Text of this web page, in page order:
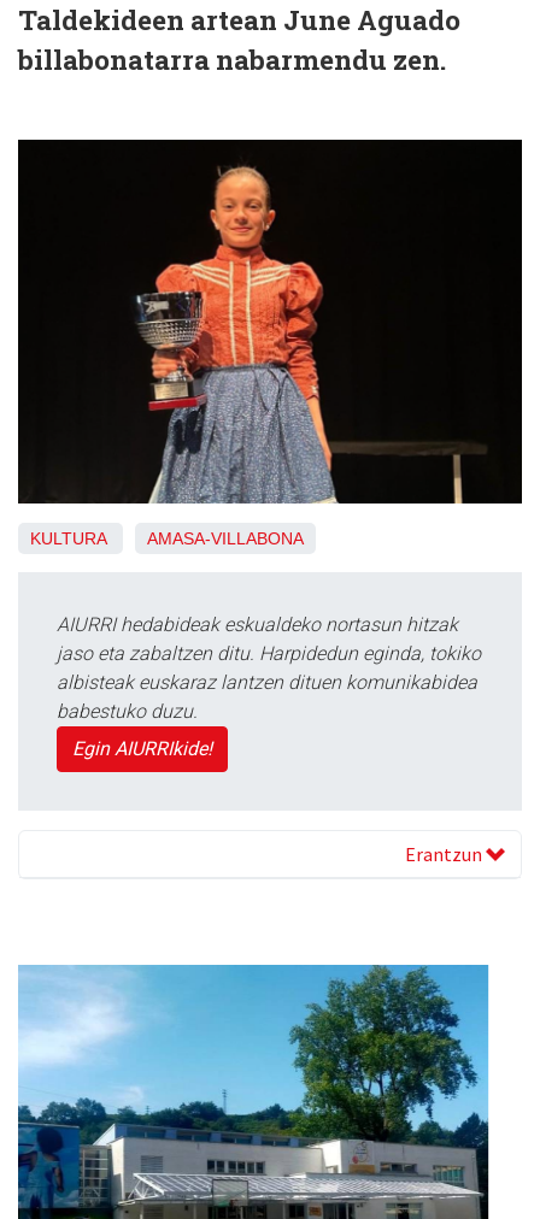
Taldekideen artean June Aguado
billabonatarra nabarmendu zen.
KULTURA AMASA-VILLABONA
AIURRI hedabideak eskualdeko nortasun hitzak
jaso eta zabaltzen ditu. Harpidedun eginda, tokiko
albisteak euskaraz lantzen dituen komunikabidea
babestuko duzu.
Egin AIURRIkide!
Erantzun